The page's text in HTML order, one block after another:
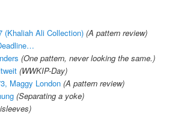
(Khaliah Ali Collection) (A pattern review)
(One pattern, never looking the same.)
(WWKIP-Day)
Maggy London (A pattern review)
(Separating a yoke)